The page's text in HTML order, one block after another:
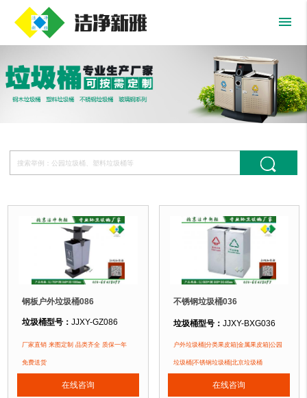
menu
钢板户外垃圾桶086
垃圾桶型号：JJXY-GZ086
垃圾桶规格：长750mm 宽360mm 高1000mm
垃圾桶材质：
垃圾桶周期：3-7天 厂家直销 来图定制
厂家直销 来图定制 品类齐全 质保一年
免费送货
在线咨询
不锈钢垃圾桶036
垃圾桶型号： JJXY-BXG036
垃圾桶规格：长505mm 宽305mm
垃圾桶材质：不锈钢板
垃圾桶周期：3-7天 厂家直销 来图定
垃圾桶特点： 1、全桶采用优质加厚
户外垃圾桶|分类果皮箱|金属果皮箱|公园
垃圾桶|不锈钢垃圾桶|北京垃圾桶
在线咨询